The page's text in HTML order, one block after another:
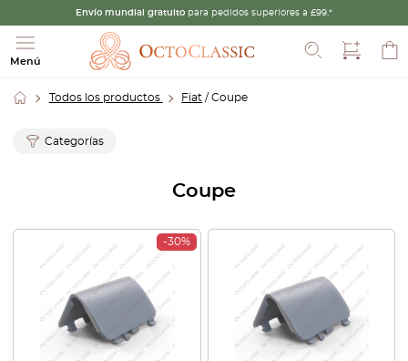
Envío mundial gratuito para pedidos superiores a £99.*
Menú
Todos los productos Fiat / Coupe
Categorías
Coupe
-30%